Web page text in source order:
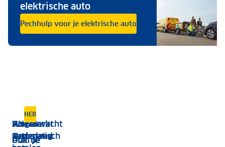
elektrische auto
Pechhulp voor je elektrische auto
Routeplanner
Plan je
ANWB
Onderweg
Hoe werkt
automatisch
Wegenwacht
Nederland
HEBBEN WE ALLES?
Ook de